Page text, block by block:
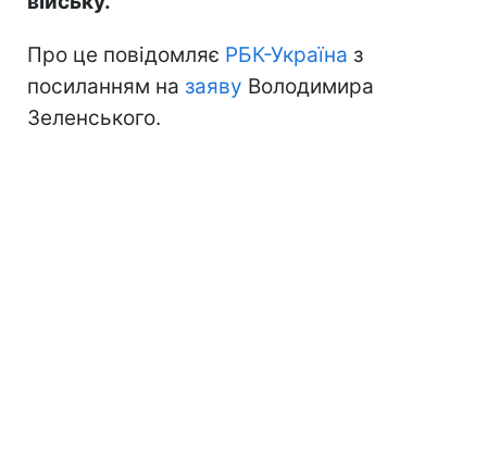
Про це повідомляє РБК-Україна з
посиланням на заяву Володимира
Зеленського.